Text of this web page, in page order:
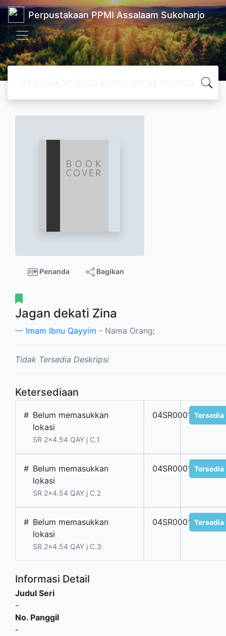
Perpustakaan PPMI Assalaam Sukoharjo
Penanda Bagikan
Jagan dekati Zina
Imam Ibnu Qayyim - Nama Orang;
Tidak Tersedia Deskripsi
Ketersediaan
# Belum memasukkan
lokasi
SR 2x4.54 QAY j C.1
04SR0001808.01
Tersedia
# Belum memasukkan
lokasi
SR 2x4.54 QAY j C.2
04SR0001808.02
Tersedia
# Belum memasukkan
lokasi
SR 2x4.54 QAY j C.3
04SR0001808.03
Tersedia
Informasi Detail
Judul Seri
-
No. Panggil
-